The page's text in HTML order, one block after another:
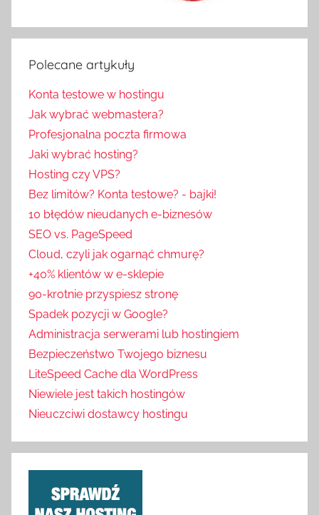
Polecane artykuły
Konta testowe w hostingu
Jak wybrać webmastera?
Profesjonalna poczta firmowa
Jaki wybrać hosting?
Hosting czy VPS?
Bez limitów? Konta testowe? - bajki!
10 błędów nieudanych e-biznesów
SEO vs. PageSpeed
Cloud, czyli jak ogarnąć chmurę?
+40% klientów w e-sklepie
90-krotnie przyspiesz stronę
Spadek pozycji w Google?
Administracja serwerami lub hostingiem
Bezpieczeństwo Twojego biznesu
LiteSpeed Cache dla WordPress
Niewiele jest takich hostingów
Nieuczciwi dostawcy hostingu